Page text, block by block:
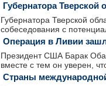
Губернатора Тверской
Губернатора Тверской
собеседования с
Операция в Ливии
Президент США Барак
вместе с тем он уверен,
Страны